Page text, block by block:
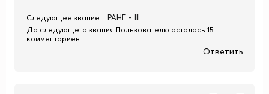
Следующее звание: РАНГ - III
До следующего звания Пользователю осталось 15
комментариев
Ответить